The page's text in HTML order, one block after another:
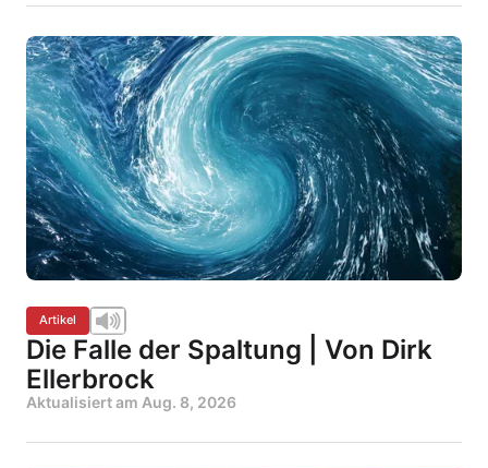
Artikel
Die Falle der Spaltung | Von Dirk
Ellerbrock
Aktualisiert am Aug. 8, 2026